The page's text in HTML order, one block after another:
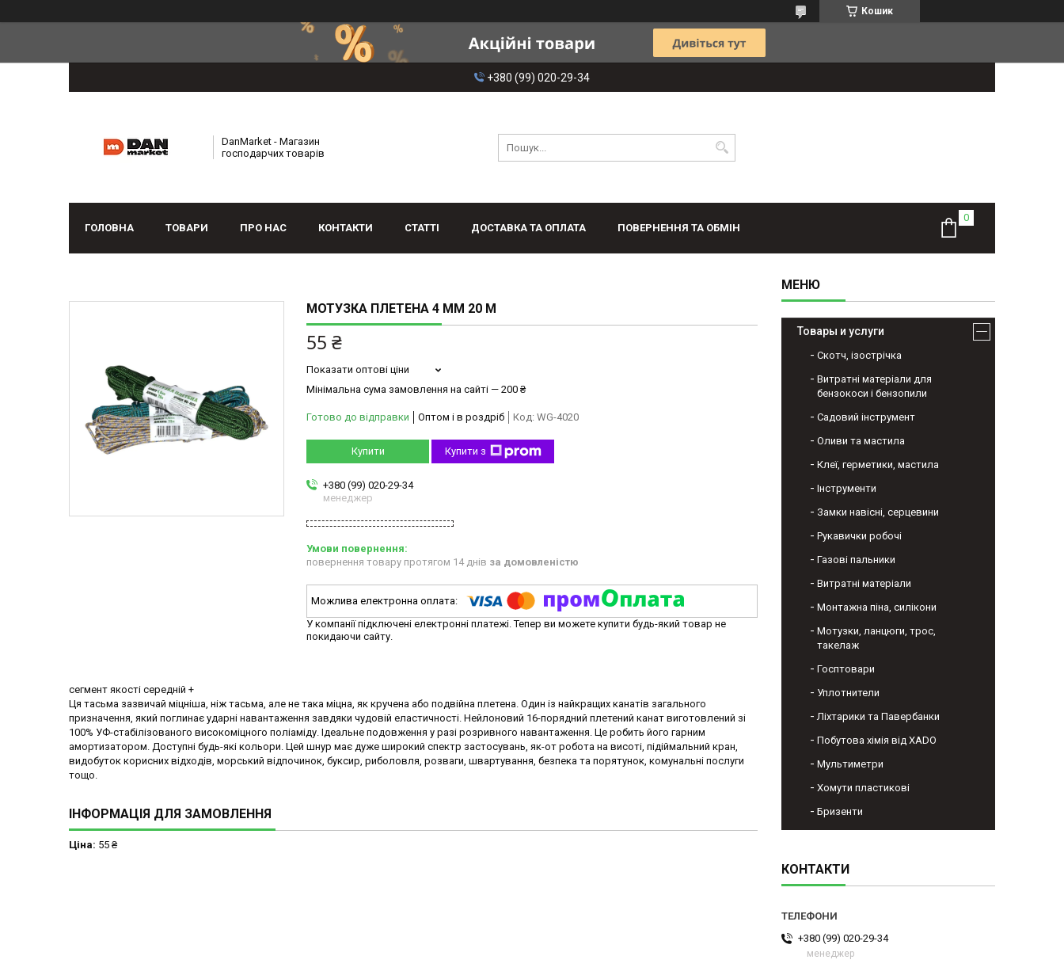
Кошик
+380 (99) 020-29-34
DanMarket - Магазин
господарчих товарів
ГОЛОВНА ТОВАРИ ПРО НАС КОНТАКТИ СТАТТІ ДОСТАВКА ТА ОПЛАТА ПОВЕРНЕННЯ ТА ОБМІН
МОТУЗКА ПЛЕТЕНА 4 ММ 20 М
55 ₴
Показати оптові ціни
Мінімальна сума замовлення на сайті — 200 ₴
Готово до відправки Оптом і в роздріб Код: WG-4020
Купити Купити з
+380 (99) 020-29-34
менеджер
повернення товару протягом 14 днів за домовленістю
У компанії підключені електронні платежі. Тепер ви можете купити будь-який товар не
покидаючи сайту.
сегмент якості середній +
Ця тасьма зазвичай міцніша, ніж тасьма, але не така міцна, як кручена або подвійна плетена. Один із найкращих канатів загального
призначення, який поглинає ударні навантаження завдяки чудовій еластичності. Нейлоновий 16-порядний плетений канат виготовлений зі
100% УФ-стабілізованого високоміцного поліаміду. Ідеальне подовження у разі розривного навантаження. Це робить його гарним
амортизатором. Доступні будь-які кольори. Цей шнур має дуже широкий спектр застосувань, як-от робота на висоті, підіймальний кран,
видобуток корисних відходів, морський відпочинок, буксир, риболовля, розваги, швартування, безпека та порятунок, комунальні послуги
тощо.
ІНФОРМАЦІЯ ДЛЯ ЗАМОВЛЕННЯ
Ціна: 55 ₴
Товары и услуги
Скотч, ізострічка
Витратні матеріали для
бензокоси і бензопили
Садовий інструмент
Оливи та мастила
Клеї, герметики, мастила
Інструменти
Замки навісні, серцевини
Рукавички робочі
Газові пальники
Витратні матеріали
Монтажна піна, силікони
Мотузки, ланцюги, трос,
такелаж
Госптовари
Уплотнители
Ліхтарики та Павербанки
Побутова хімія від XADO
Мультиметри
Хомути пластикові
Бризенти
КОНТАКТИ
+380 (99) 020-29-34
менеджер